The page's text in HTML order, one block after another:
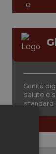
Sanità
salute e
standard